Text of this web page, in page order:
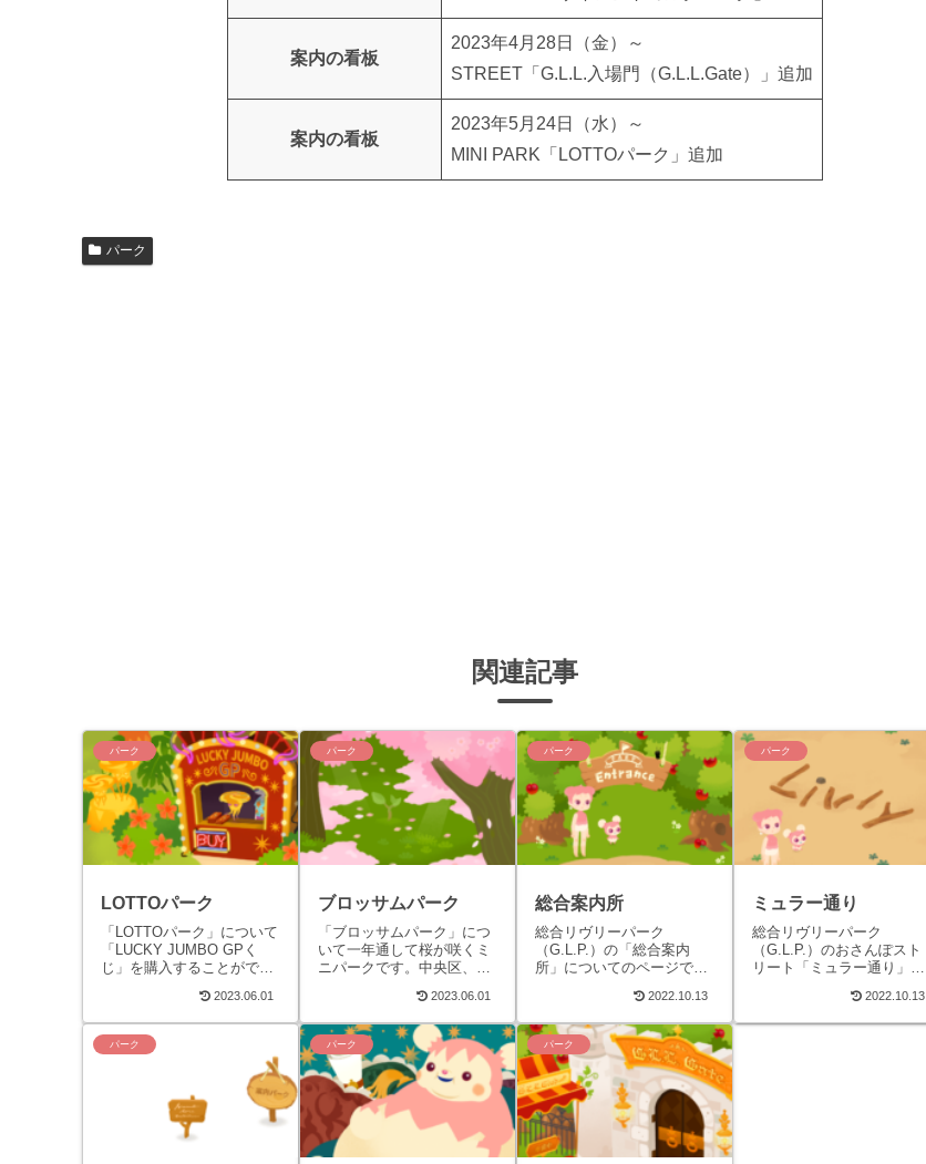
案内の看板
2023年4月28日（金）～
STREET「G.L.L.入場門（G.L.L.Gate）」追加
案内の看板
2023年5月24日（水）～
MINI PARK「LOTTOパーク」追加
パーク
関連記事
パーク
LOTTOパーク
「LOTTOパーク」について
「LUCKY JUMBO GPく
じ」を購入することができ
パーク管理人「シャンカ
ラ」氏と管理リヴリー「ミ
ザ...
2023.06.01
パーク
ブロッサムパーク
「ブロッサムパーク」につ
いて一年通して桜が咲くミ
ニパークです。中央区、東
つのミニパークがありま
す。「ブロッサムパーク」
への行き方メニュー...
2023.06.01
パーク
総合案内所
総合リヴリーパーク
（G.L.P.）の「総合案内
所」についてのページで
てパークへの総合入り口で
す。総合案内所からおさん
ぽストリートを通り、...
2022.10.13
パーク
ミュラー通り
総合リヴリーパーク
（G.L.P.）のおさんぽスト
リート「ミュラー通り」に
んぽストリート「ミュラー
通り」現代リヴリーの生み
2022.10.13
パーク パーク パーク